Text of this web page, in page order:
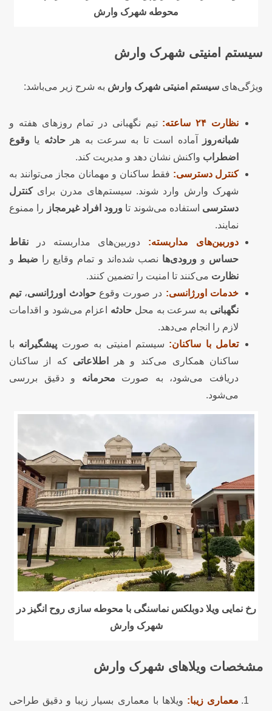
محوطه شهرک وارش
سیستم امنیتی شهرک وارش
ویژگی‌های سیستم امنیتی شهرک وارش به شرح زیر می‌باشد:
نظارت ۲۴ ساعته:
تیم نگهبانی در تمام روزهای هفته و
شبانه‌روز
آماده است تا به سرعت به هرحادثه یا وقوع
اضطراب واکنش نشان دهد و مدیریت کند.
کنترل دسترسی: فقط ساکنان و مهمانان مجاز می‌توانند به
شهرک وارش وارد شوند. سیستم‌های مدرن برایکنترل
دسترسی استفاده می‌شوند تا ورود افراد غیرمجاز
را ممنوع
نمایند.
دوربین‌های مداربسته:
دوربین‌های مداربسته در نقاط
حساس و ورودی‌ها نصب شده‌اند و تمام وقایع را ضبط و
نظارت می‌کنند تا امنیت را تضمین کنند.
خدمات اورژانسی: در صورت وقوعحوادث اورژانسی،تیم
نگهبانی به سرعت به محل حادثه اعزام می‌شود و اقدامات
لازم را انجام می‌دهد.
تعامل با ساکنان: سیستم امنیتی به صورت پیشگیرانه با
ساکنان همکاری می‌کند و هر
اطلاعاتی که از ساکنان
دریافت می‌شود، به صورت محرمانه و دقیق بررسی
می‌شود.
رخ نمایی ویلا دوبلکس نماسنگی با محوطه سازی روح انگیز در
شهرک وارش
مشخصات ویلاهای شهرک وارش
معماری زیبا: ویلاها با معماری بسیار زیبا و دقیق طراحی